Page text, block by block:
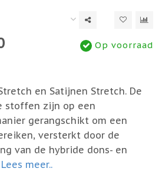
Op voorraad
en Satijnen Stretch. De
stoffen zijn op een
gerangschikt om een
versterkt door de
van de hybride dons- en
Lees meer..